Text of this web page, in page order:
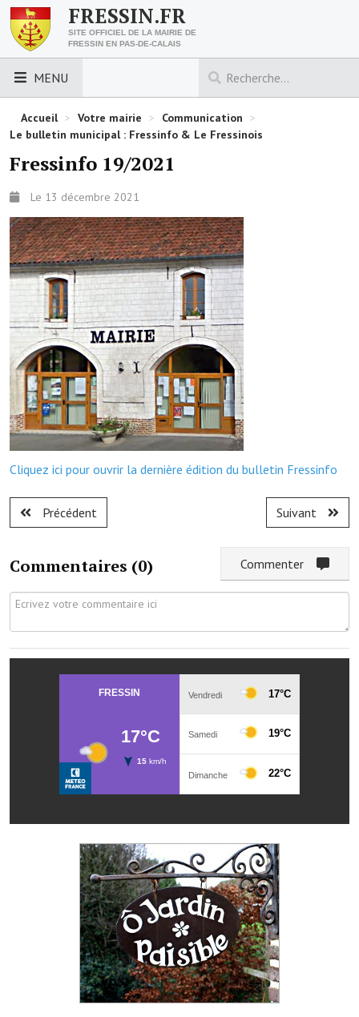
FRESSIN.FR
SITE OFFICIEL DE LA MAIRIE DE
FRESSIN EN PAS-DE-CALAIS
MENU
LES ESSENTIELS
Découvrez Fressin
Urbanisme
Nous contacter
Horaires de la mairie
Les foulées fressinoises
ACCÈS RAPIDE
Démarches administratives
Projets et travaux en cours
VOTRE MAIRIE
Elus et agents
L'équipe municipale
Le personnel municipal
Les moyens financiers
Rapport d'orientation budgétaire
Actions et projets
Projets et travaux en cours
Procès verbaux des conseils municipaux
Communication
Le bulletin municipal : Fressinfo & Le Fressinois
Toutes les publications
Le village dans l'intercommunalité
Accueil > Votre mairie > Communication >
Le bulletin municipal : Fressinfo & Le Fressinois
Fressinfo 19/2021
Le 13 décembre 2021
Cliquez ici pour ouvrir la dernière édition du bulletin Fressinfo
Précédent Suivant
Commentaires (0)